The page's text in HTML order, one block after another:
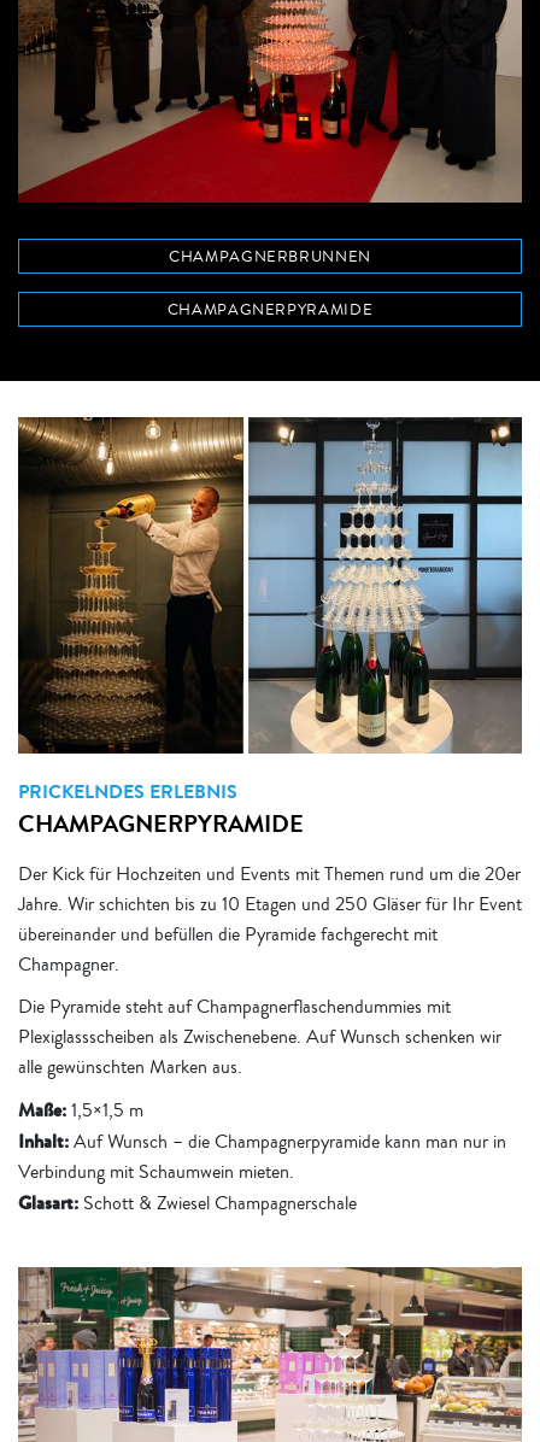
CHAMPAGNERBRUNNEN
CHAMPAGNERPYRAMIDE
PRICKELNDES ERLEBNIS
CHAMPAGNERPYRAMIDE
Der Kick für Hochzeiten und Events mit Themen rund um die 20er
Jahre. Wir schichten bis zu 10 Etagen und 250 Gläser für Ihr Event
übereinander und befüllen die Pyramide fachgerecht mit
Champagner.
Die Pyramide steht auf Champagnerflaschendummies mit
Plexiglassscheiben als Zwischenebene. Auf Wunsch schenken wir
alle gewünschten Marken aus.
Maße:1,5×1,5 m
Inhalt:Auf Wunsch – die Champagnerpyramide kann man nur in
Verbindung mit Schaumwein mieten.
Glasart: Schott & Zwiesel Champagnerschale